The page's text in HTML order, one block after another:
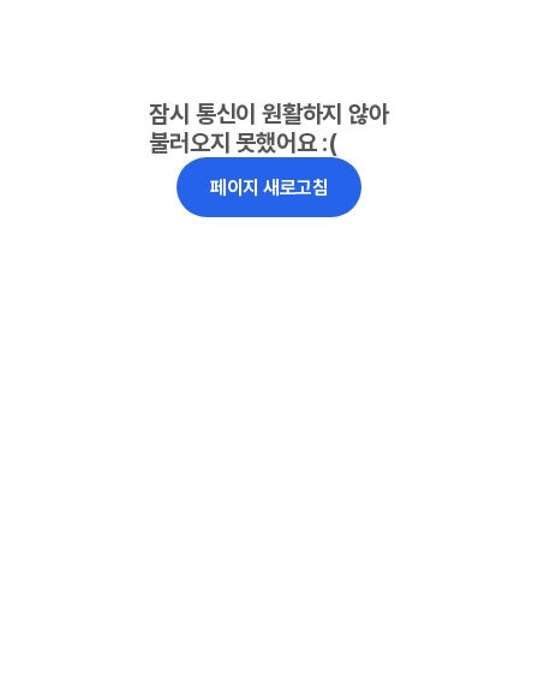
잠시 통신이 원활하지 않아
불러오지 못했어요 :(
페이지 새로고침